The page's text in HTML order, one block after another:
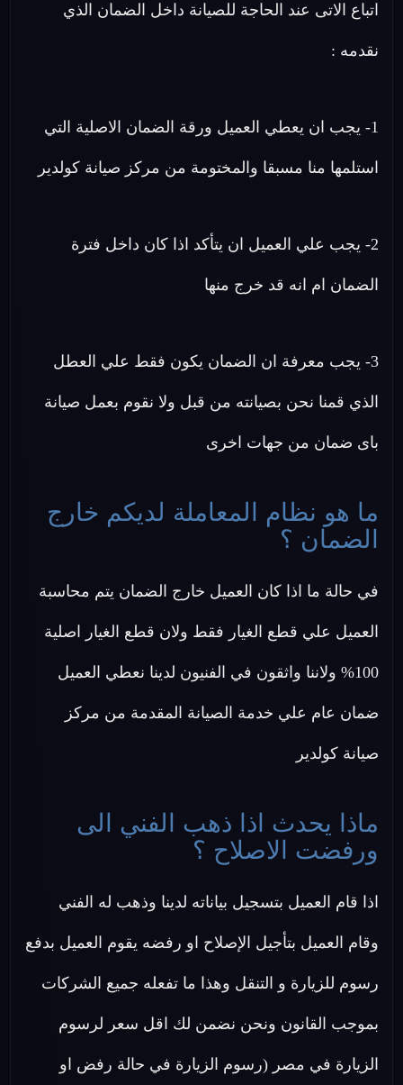
اتباع الاتى عند الحاجة للصيانة داخل الضمان الذي
نقدمه :
1- يجب ان يعطي العميل ورقة الضمان الاصلية التي
استلمها منا مسبقا والمختومة من مركز صيانة كولدير
2- يجب علي العميل ان يتأكد اذا كان داخل فترة
الضمان ام انه قد خرج منها
3- يجب معرفة ان الضمان يكون فقط علي العطل
الذي قمنا نحن بصيانته من قبل ولا نقوم بعمل صيانة
باى ضمان من جهات اخرى
ما هو نظام المعاملة لديكم خارج
الضمان ؟
في حالة ما اذا كان العميل خارج الضمان يتم محاسبة
العميل علي قطع الغيار فقط ولان قطع الغيار اصلية
100% ولاننا واثقون في الفنيون لدينا نعطي العميل
ضمان عام علي خدمة الصيانة المقدمة من مركز
صيانة كولدير
ماذا يحدث اذا ذهب الفني الى
ورفضت الاصلاح ؟
اذا قام العميل بتسجيل بياناته لدينا وذهب له الفني
وقام العميل بتأجيل الإصلاح او رفضه يقوم العميل بدفع
رسوم للزيارة و التنقل وهذا ما تفعله جميع الشركات
بموجب القانون ونحن نضمن لك اقل سعر لرسوم
الزيارة في مصر (رسوم الزيارة في حالة رفض او